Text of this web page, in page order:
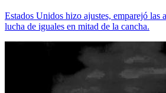
Estados Unidos hizo ajustes, emparejó las
lucha de iguales en mitad de la cancha.